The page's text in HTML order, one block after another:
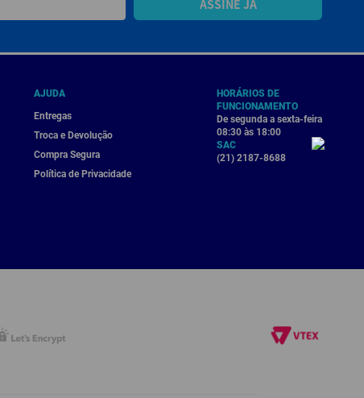
ASSINE JÁ
AJUDA
Entregas
Troca e Devolução
Compra Segura
Política de Privacidade
HORÁRIOS DE
FUNCIONAMENTO
De segunda a sexta-feira
08:30 às 18:00
SAC
(21) 2187-8688